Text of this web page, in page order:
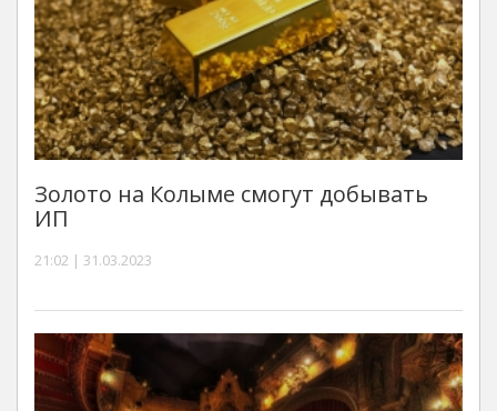
Золото на Колыме смогут добывать
ИП
21:02 | 31.03.2023